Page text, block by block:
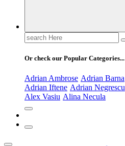
Search
for:
Or check our Popular Categories...
Adrian Ambrose Adrian Barna
Adrian Iftene Adrian Negrescu
Alex Vasiu Alina Necula